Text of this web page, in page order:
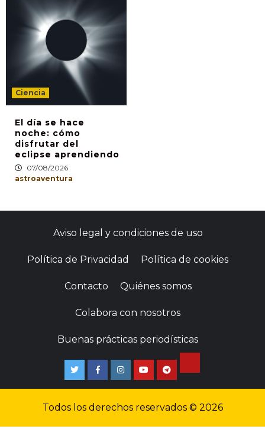
Ciencia
El día se hace
noche: cómo
disfrutar del
eclipse aprendiendo
07/08/2026
astroaventura
Aviso legal y condiciones de uso
Política de Privacidad Política de cookies
Contacto Quiénes somos
Colabora con nosotros
Buenas prácticas periodísticas
Todos los derechos reservados © 2026